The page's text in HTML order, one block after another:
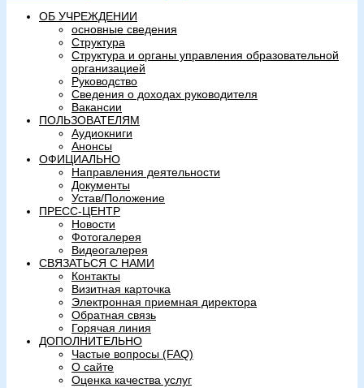
ОБ УЧРЕЖДЕНИИ
основные сведения
Структура
Структура и органы управления образовательной
организацией
Руководство
Сведения о доходах руководителя
Вакансии
ПОЛЬЗОВАТЕЛЯМ
Аудиокниги
Анонсы
ОФИЦИАЛЬНО
Направления деятельности
Документы
Устав/Положение
ПРЕСС-ЦЕНТР
Новости
Фотогалерея
Видеогалерея
СВЯЗАТЬСЯ С НАМИ
Контакты
Визитная карточка
Электронная приемная директора
Обратная связь
Горячая линия
ДОПОЛНИТЕЛЬНО
Частые вопросы (FAQ)
О сайте
Оценка качества услуг